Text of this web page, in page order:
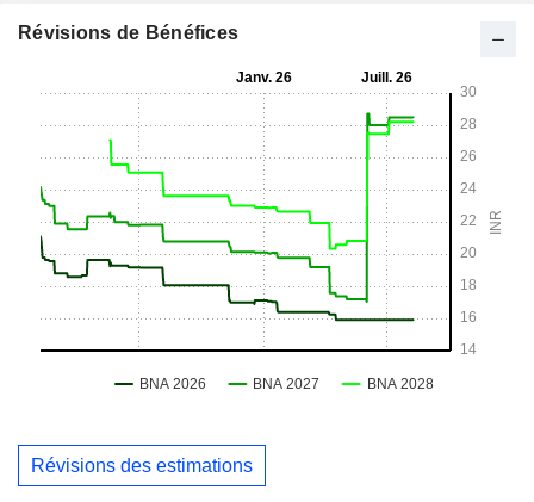
Révisions de Bénéfices
Révisions des estimations